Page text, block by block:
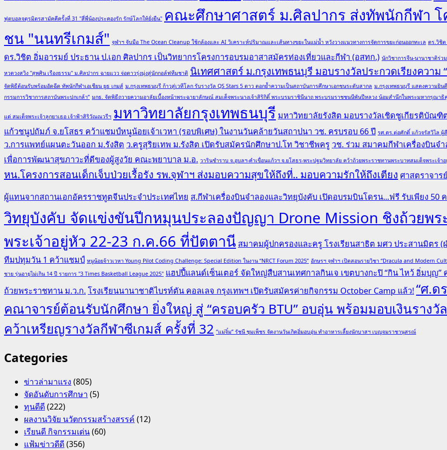
ยก
ทัพ
เข้า
ร่วม
แข่งขัน
กีฬา
โรงเรียน
แห่ง
ประเทศไทย
ครั้ง
ที่
26
“อุบลราชธานี
เกมส์”
ฟุตบอลจตุรมิตรสามัคคีครั้งที่ 31 "สี่พี่น้องประคองรัก รักษ์โลกให้ยั่งยืน" คณะศึกษาศาสตร์ ม.ศิลปากร ส่งทัพนักกีฬา
ชน "นนทรีเกมส์" จุฬาฯ จับมือ The Ocean Cleanup ใช้กล้องและ AI วิเคราะห์ปริมาณและเส้นทางขยะในแม่น้ำ หวังวางแนวทางการจัดการขยะก่อนออกทะเล ดร.วิชิต
ดร.วิชิต อิ่มอารมย์ ประธาน ป.เอก ศิลปากร เป็นวิทยากรโครงการอบรมอาสาสมัครท่องเที่ยวและกีฬา (อสทก.) นักวิชาการจีน-นานาชาติร่
หวดวงสวิง "สุพศิน เรืองธรรม" ม.ศิลปากร ฉายแวว จ่อดาวรุ่งมุ่งสู่นักกอล์ฟทีมชาติ นิเทศศาสตร์ ม.กรุงเทพธนบุรี มอบรางวัลประกวดเรียงควา
จัดพิธีต้อนรับพร้อมอัดฉีด ทัพนักกีฬาเอเชียน ยูธ เกมส์ ม.กรุงเทพธนบุรี ก้าวสู่เวทีโลก รับรางวัล QS Stars 5 ดาว ตอกย้ำความเป็นสถาบันการศึกษาเอกชนระดับสากล ม.กรุงเทพธนบุรี แสดงความยิน
กรรมการวิชาการสถาบันพระปกเกล้า” มกธ. จัดพิธีถวายความอาลัยเบื้องหน้าพระฉายาลักษณ์ สมเด็จพระนางเจ้าสิริกิติ์ พระบรมราชินีนาถ พระบรมราชชนนีพันปีหลวง น้อมสำนึกในพระมหากรุณา
แด่ สมเด็จพระเจ้าลูกยาเธอ เจ้าฟ้าสิริวัณณวรีฯ มหาวิทยาลัยกรุงเทพธนบุรี มหาวิทยาลัยรังสิต มอบรางวัลเชิดชูเกียรติบัณ
แก้วชนูปถัมภ์ จ.ยโสธร คว้าแชมป์หนูน้อยเจ้าเวหา (รอบพิเศษ) ในงานวันคล้ายวันสถาปนา วช. ครบรอบ 66 ปี รศ.ดร.ต่อศักดิ์ แก้วจรัสวิไล ผู้
ว.การแพทย์แผนตะวันออก ม.รังสิต ว.ครูสุริยเทพ ม.รังสิต เปิดรับสมัครนักศึกษาป.โท วิชาชีพครู วช. ร่วม สมาคมกีฬาเครื่องบินจ
เพื่อการพัฒนาสุขภาวะที่ดีของผู้สูงวัย คณะพยาบาล ม.อ. วารินชำราบ จ.อุบลฯ-คำเขื่อนแก้วฯ จ.ยโสธร-พระปฐมวิทยาลัย คว้าถ้วยพระราชทานพระบาทสมเด็จพระเจ้า
หน.โครงการสอนเด็กเจ็บป่วยเรื้อรัง รพ.จุฬาฯ ส่งมอบความสุขให้ถึงที่.. มอบความรักให้ถึงเตียง ศาสตราจาร
ผู้แทนจากสถานเอกอัครราชทูตจีนประจำประเทศไทย ส.กีฬาเครื่องบินจำลองและวิทยุบังคับ เปิดอบรมบินโดรน...ฟรี รับเพียง 50
วิทยุบังคับ จัดแข่งขันปีกหมุนประลองปัญญา Drone Mission ชิงถ้วยพร
พระเจ้าอยู่หัว 22-23 ก.ค.66 ที่ปัตตานี สมาคมผู้ปกครองและครู โรงเรียนสาธิต มศว ประสานมิตร
ทีมปทุมวัน 1 คว้าแชมป์ หนูน้อยจ้าวเวหา Young Pilot Coding Challenge: Special Edition ในงาน “NRCT Forum 2025” อักษรฯ จุฬาฯ เปิดสอนรายวิชา “Dracula and Modern
ชาย รุ่นอายุไม่เกิน 14 ปี รายการ "3 Times Basketball League 2025" แฮปปี้แลนด์เซ็นเตอร์ จัดใหญ่สืบสานเทศกาลกินเจ เขตบางกะปิ “กิน ไหว้ อิ่มบุญ”
ถ้วยพระราชทาน ม.ว.ก.โรงเรียนนานาชาติไบรท์ตัน คอลเลจ กรุงเทพฯ เปิดรับสมัครค่ายกิจกรรม October Camp แล้ว!“ศ.ด
คณาจารย์ต้อนรับนักศึกษา ยิ่งใหญ่ สู่ “ครอบครัว BTU” อบอุ่น พร้อมมอบเงินรา
คว้าเหรียญรางวัลกีฬาซีเกมส์ ครั้งที่ 32 “แม่จิ๋ม” รัชนี ชุมเพ็ชร จัดงานวันเกิดอิ่มอบอุ่น ทำอาหารเลี้ยงนักบาสฯ เบญจมราชานุสรณ์
Categories
ข่าวล่ามาแรง (805)
จัดอันดับการศึกษา (5)
ทุนดีดี(222)
ผลงานวิจัย นวัตกรรมสร้างสรรค์ (12)
เรียนดี กิจกรรมเด่น(60)
แฟ้มข่าวดีดี(356)